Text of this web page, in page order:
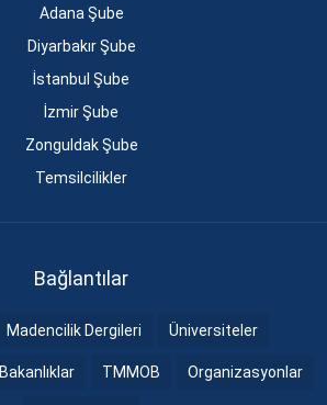
Adana Şube
Diyarbakır Şube
İstanbul Şube
İzmir Şube
Zonguldak Şube
Temsilcilikler
Bağlantılar
Madencilik Dergileri Üniversiteler
Bakanlıklar TMMOB Organizasyonlar